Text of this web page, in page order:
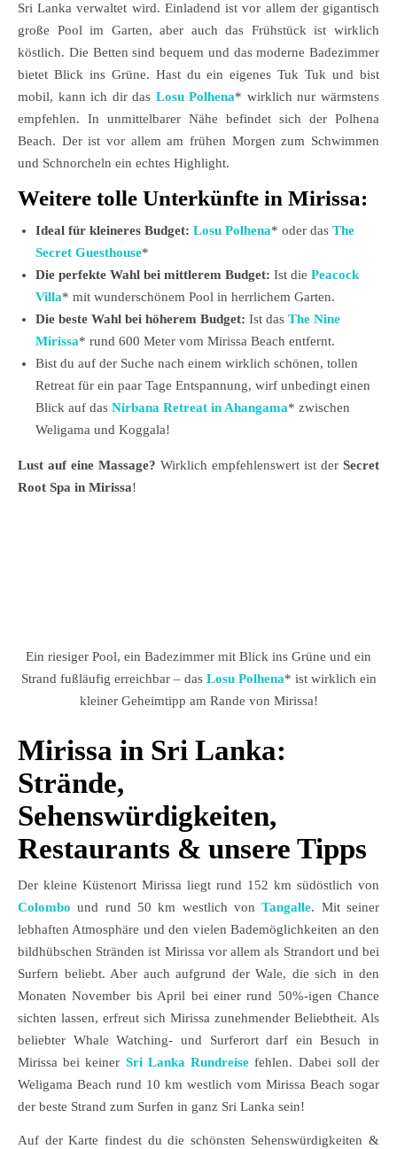
Sri Lanka verwaltet wird. Einladend ist vor allem der gigantisch
große Pool im Garten, aber auch das Frühstück ist wirklich
köstlich. Die Betten sind bequem und das moderne Badezimmer
bietet Blick ins Grüne. Hast du ein eigenes Tuk Tuk und bist
mobil, kann ich dir das Losu Polhena* wirklich nur wärmstens
empfehlen. In unmittelbarer Nähe befindet sich der Polhena
Beach. Der ist vor allem am frühen Morgen zum Schwimmen
und Schnorcheln ein echtes Highlight.
Weitere tolle Unterkünfte in Mirissa:
Ideal für kleineres Budget: Losu Polhena* oder das The
Secret Guesthouse*
Die perfekte Wahl bei mittlerem Budget: Ist die Peacock
Villa* mit wunderschönem Pool in herrlichem Garten.
Die beste Wahl bei höherem Budget: Ist das The Nine
Mirissa* rund 600 Meter vom Mirissa Beach entfernt.
Bist du auf der Suche nach einem wirklich schönen, tollen
Retreat für ein paar Tage Entspannung, wirf unbedingt einen
Blick auf das Nirbana Retreat in Ahangama* zwischen
Weligama und Koggala!
Lust auf eine Massage? Wirklich empfehlenswert ist der Secret
Root Spa in Mirissa!
Ein riesiger Pool, ein Badezimmer mit Blick ins Grüne und ein
Strand fußläufig erreichbar – das Losu Polhena* ist wirklich ein
kleiner Geheimtipp am Rande von Mirissa!
Mirissa in Sri Lanka:
Strände,
Sehenswürdigkeiten,
Restaurants & unsere Tipps
Der kleine Küstenort Mirissa liegt rund 152 km südöstlich von
Colombo und rund 50 km westlich vonTangalle. Mit seiner
lebhaften Atmosphäre und den vielen Bademöglichkeiten an den
bildhübschen Stränden ist Mirissa vor allem als Strandort und bei
Surfern beliebt. Aber auch aufgrund der Wale, die sich in den
Monaten November bis April bei einer rund 50%-igen Chance
sichten lassen, erfreut sich Mirissa zunehmender Beliebtheit. Als
beliebter Whale Watching- und Surferort darf ein Besuch in
Mirissa bei keiner Sri Lanka Rundreise fehlen. Dabei soll der
Weligama Beach rund 10 km westlich vom Mirissa Beach sogar
der beste Strand zum Surfen in ganz Sri Lanka sein!
Auf der Karte findest du die schönsten Sehenswürdigkeiten &